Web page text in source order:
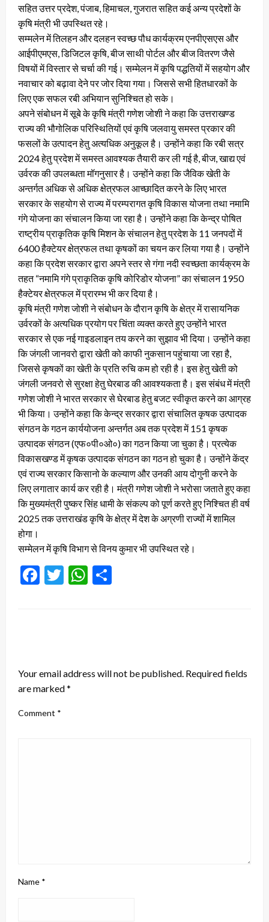
सहित उत्तर प्रदेश, पंजाब, हिमाचल, गुजरात सहित कई अन्य प्रदेशों के
कृषि मंत्री भी उपस्थित रहे।
सम्मलेन में तिलहन और दलहन स्वच्छ पौध कार्यक्रम एनपीएसएस और
आईपीएमएस, डिजिटल कृषि, बीज साथी पोर्टल और बीज वितरण जैसे
विषयों में विस्तार से चर्चा की गई। सम्मेलन में कृषि पद्धतियों में सहयोग और
नवाचार को बढ़ावा देने पर जोर दिया गया। जिससे सभी हितधारकों के
लिए एक सफल रबी अभियान सुनिश्चित हो सके।
अपने संबोधन में सूबे के कृषि मंत्री गणेश जोशी ने कहा कि उत्तराखण्ड
राज्य की भौगोलिक परिस्थितियों एवं कृषि जलवायु समस्त प्रकार की
फसलों के उत्पादन हेतु अत्यधिक अनुकूल है। उन्होंने कहा कि रबी सत्र
2024 हेतु प्रदेश में समस्त आवश्यक तैयारी कर ली गई है, बीज, खाद्य एवं
उर्वरक की उपलब्धता मॉगनुसार है। उन्होंने कहा कि जैविक खेती के
अन्तर्गत अधिक से अधिक क्षेत्रफल आच्छादित करने के लिए भारत
सरकार के सहयोग से राज्य में परम्परागत कृषि विकास योजना तथा नमामि
गंगे योजना का संचालन किया जा रहा है। उन्होंने कहा कि केन्द्र पोषित
राष्ट्रीय प्राकृतिक कृषि मिशन के संचालन हेतु प्रदेश के 11 जनपदों में
6400 हैक्टेयर क्षेत्रफल तथा कृषकों का चयन कर लिया गया है। उन्होंने
कहा कि प्रदेश सरकार द्वारा अपने स्तर से गंगा नदी स्वच्छता कार्यक्रम के
तहत “नमामि गंगे प्राकृतिक कृषि कोरिडोर योजना” का संचालन 1950
हैक्टेयर क्षेत्रफल में प्रारम्भ भी कर दिया है।
कृषि मंत्री गणेश जोशी ने संबोधन के दौरान कृषि के क्षेत्र में रासायनिक
उर्वरकों के अत्यधिक प्रयोग पर चिंता व्यक्त करते हुए उन्होंने भारत
सरकार से एक नई गाइडलाइन तय करने का सुझाव भी दिया। उन्होंने कहा
कि जंगली जानवरो द्वारा खेती को काफी नुकसान पहुंचाया जा रहा है,
जिससे कृषकों का खेती के प्रति रुचि कम हो रही है। इस हेतु खेती को
जंगली जनवरो से सुरक्षा हेतु घेरबाड की आवश्यकता है। इस संबंध में मंत्री
गणेश जोशी ने भारत सरकार से घेरबाड हेतु बजट स्वीकृत करने का आग्रह
भी किया। उन्होंने कहा कि केन्द्र सरकार द्वारा संचालित कृषक उत्पादक
संगठन के गठन कार्ययोजना अन्तर्गत अब तक प्रदेश में 151 कृषक
उत्पादक संगठन (एफ०पी०ओ०) का गठन किया जा चुका है। प्रत्येक
विकासखण्ड में कृषक उत्पादक संगठन का गठन हो चुका है। उन्होंने केंद्र
एवं राज्य सरकार किसानो के कल्याण और उनकी आय दोगुनी करने के
लिए लगातार कार्य कर रही है। मंत्री गणेश जोशी ने भरोसा जताते हुए कहा
कि मुख्यमंत्री पुष्कर सिंह धामी के संकल्प को पूर्ण करते हुए निश्चित ही वर्ष
2025 तक उत्तराखंड कृषि के क्षेत्र में देश के अग्रणी राज्यों में शामिल
होगा।
सम्मेलन में कृषि विभाग से विनय कुमार भी उपस्थित रहे।
Facebook
TwitterWhatsApp
Your email address will not be published. Required fields
are marked*
Comment *
Name *